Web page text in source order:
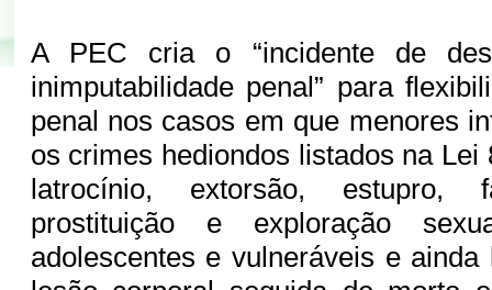
A PEC cria o “incidente de
inimputabilidade penal” para
penal nos casos em que menores
os crimes hediondos listados na Lei
latrocínio, extorsão, estupro,
prostituição e exploração
adolescentes e vulneráveis e